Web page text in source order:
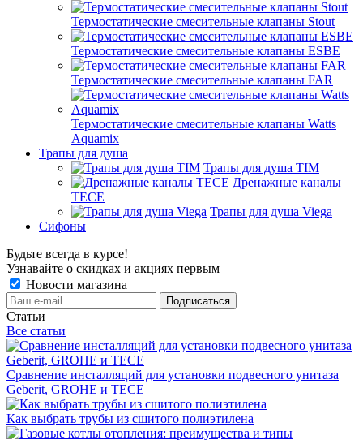
Термостатические смесительные клапаны Stout
Термостатические смесительные клапаны ESBE
Термостатические смесительные клапаны FAR
Термостатические смесительные клапаны Watts
Aquamix
Трапы для душа
Трапы для душа TIM
Дренажные каналы
TECE
Трапы для душа Viega
Сифоны
Будьте всегда в курсе!
Узнавайте о скидках и акциях первым
Новости магазина
Статьи
Все статьи
Сравнение инсталляций для установки подвесного унитаза
Geberit, GROHE и TECE
Как выбрать трубы из сшитого полиэтилена